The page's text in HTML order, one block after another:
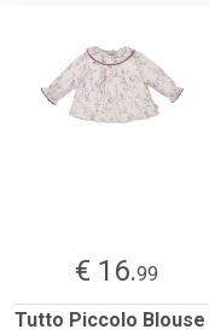
€ 16.99
Tutto Piccolo Blouse